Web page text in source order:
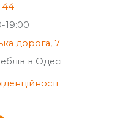
44
19:00
дорога, 7
в Одесі